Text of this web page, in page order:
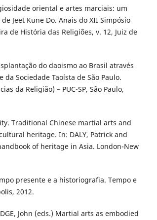
oriental e artes marciais: um
Jeet Kune Do. Anais do XII Simpósio
de História das Religiões, v. 12, Juiz de
do daoismo ao Brasil através
da Sociedade Taoísta de São Paulo.
da Religião) – PUC-SP, São Paulo,
Traditional Chinese martial arts and
heritage. In: DALY, Patrick and
of heritage in Asia. London-New
presente e a historiografia. Tempo e
2012.
John (eds.) Martial arts as embodied